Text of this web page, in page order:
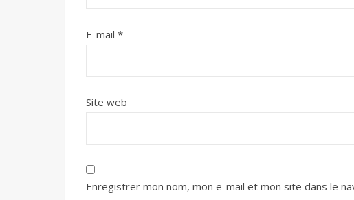
E-mail *
Site web
Enregistrer mon nom, mon e-mail et mon site dans le